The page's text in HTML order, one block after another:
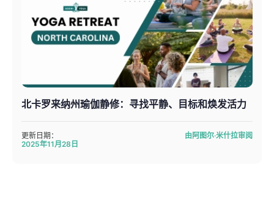
北卡罗来纳州瑜伽静修：寻找平静、目标和焕发活力
更新日期：
2025年11月28日
由阿图尔·米什拉审阅